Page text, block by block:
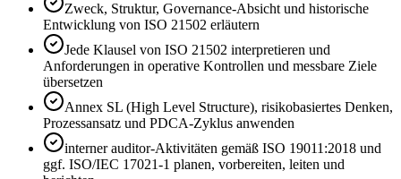
Zweck, Struktur, Governance-Absicht und historische
Entwicklung von ISO 21502 erläutern
Jede Klausel von ISO 21502 interpretieren und
Anforderungen in operative Kontrollen und messbare Ziele
übersetzen
Annex SL (High Level Structure), risikobasiertes Denken,
Prozessansatz und PDCA-Zyklus anwenden
interner auditor-Aktivitäten gemäß ISO 19011:2018 und
ggf. ISO/IEC 17021-1 planen, vorbereiten, leiten und